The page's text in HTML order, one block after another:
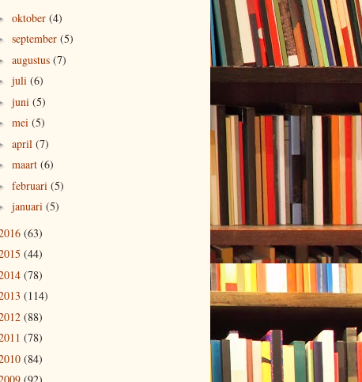
oktober (4)
september (5)
augustus (7)
juli (6)
juni (5)
mei (5)
april (7)
maart (6)
februari (5)
januari (5)
(63)
(44)
(78)
(114)
(88)
(78)
(84)